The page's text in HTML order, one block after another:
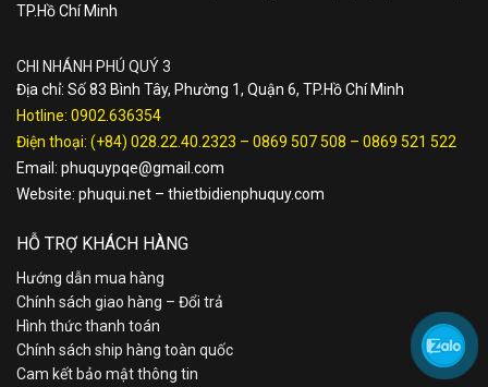
TP.Hồ Chí Minh
CHI NHÁNH PHÚ QUÝ 3
Địa chỉ: Số 83 Bình Tây, Phường 1, Quận 6, TP.Hồ Chí Minh
Hotline: 0902.636354
Điện thoại: (+84) 028.22.40.2323 – 0869 507 508 – 0869 521 522
Email: phuquypqe@gmail.com
Website: phuqui.net – thietbidienphuquy.com
HỖ TRỢ KHÁCH HÀNG
Hướng dẫn mua hàng
Chính sách giao hàng – Đổi trả
Hình thức thanh toán
Chính sách ship hàng toàn quốc
Cam kết bảo mật thông tin